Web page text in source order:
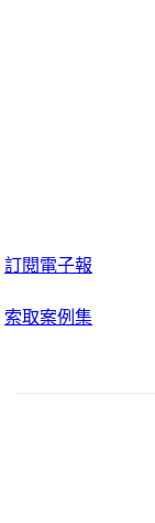
訂閱電子報
索取案例集